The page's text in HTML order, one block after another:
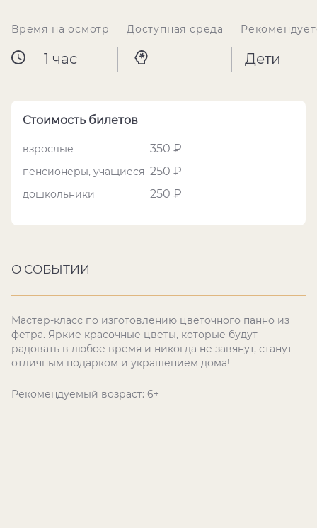
Время на осмотр
1 час
Доступная среда
Дети
Стоимость билетов
взрослые 350 ₽
пенсионеры, учащиеся 250 ₽
дошкольники 250 ₽
О СОБЫТИИ
Мастер-класс по изготовлению цветочного панно из
фетра. Яркие красочные цветы, которые будут
радовать в любое время и никогда не завянут, станут
отличным подарком и украшением дома!
Рекомендуемый возраст: 6+